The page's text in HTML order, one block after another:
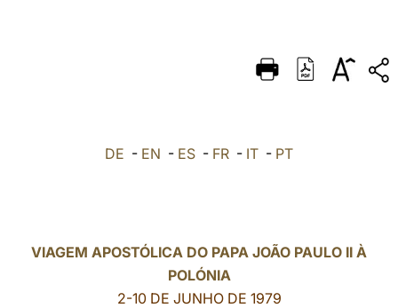
DEUTSCH
العربيّة DE - EN - ES - FR - IT - PT
VIAGEM APOSTÓLICA DO PAPA JOÃO PAULO II À
POLÓNIA
2-10 DE JUNHO DE 1979